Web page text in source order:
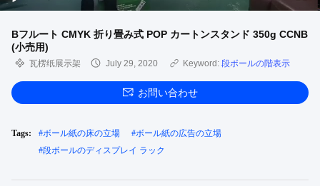
Bフルート CMYK 折り畳み式 POP カートンスタンド 350g CCNB
(小売用)
瓦楞纸展示架 July 29, 2020 Keyword: 段ボールの階表示
お問い合わせ
Tags: #ボール紙の床の立場 #ボール紙の広告の立場
#段ボールのディスプレイ ラック